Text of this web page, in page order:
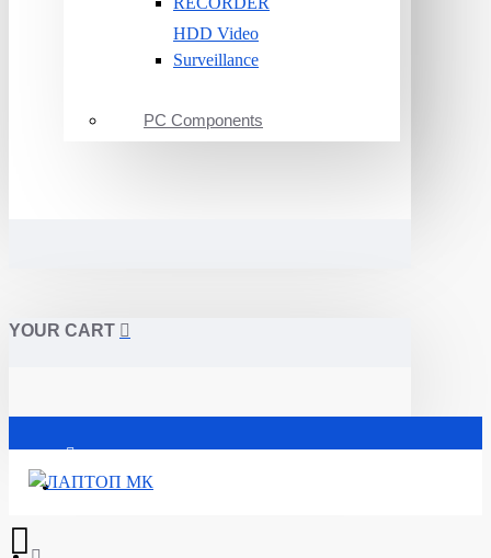
HDD Video
Surveillance
PC Components
YOUR CART
Почетна